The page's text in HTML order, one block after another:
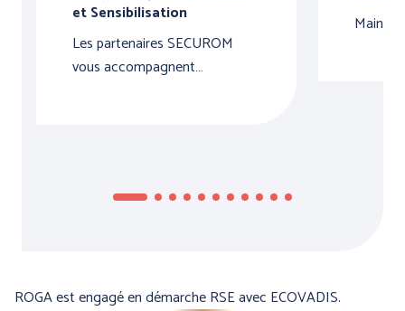
Par marque :
et Sensibilisation
Les partenaires SECUROM
vous accompagnent…
ROGA est engagé en démarche RSE avec ECOVADIS.